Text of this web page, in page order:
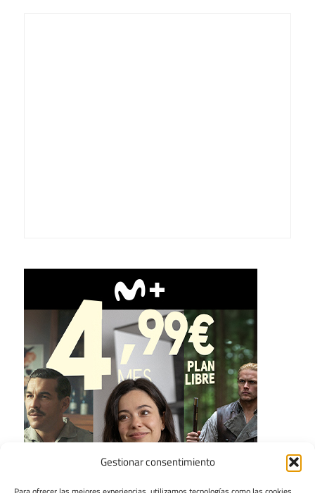
Gestionar consentimiento